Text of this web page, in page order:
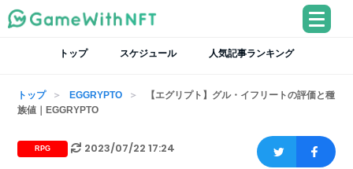
トップ スケジュール 人気記事ランキング
トップ EGGRYPTO
【エグリプト】グル・イフリートの評価と種
族値｜EGGRYPTO
RPG 2023/07/22 17:24